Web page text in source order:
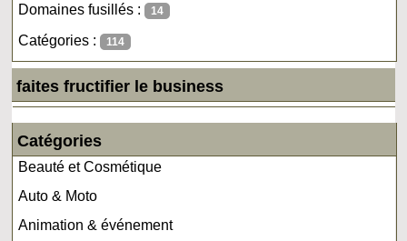
Domaines fusillés : 14
Catégories : 114
faites fructifier le business
Catégories
Beauté et Cosmétique
Auto & Moto
Animation & événement